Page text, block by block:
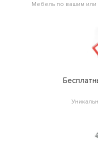
Мебель по вашим или